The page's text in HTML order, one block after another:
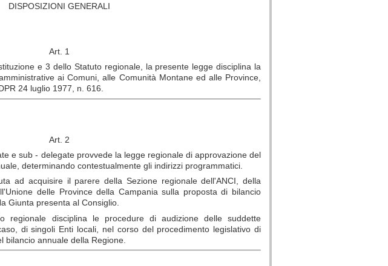
DISPOSIZIONI GENERALI
Art. 1
e 3 dello Statuto regionale, la presente legge disciplina la
ai Comuni, alle Comunità Montane ed alle Province,
24 luglio 1977, n. 616.
Art. 2
e sub - delegate provvede la legge regionale di approvazione del
determinando contestualmente gli indirizzi programmatici.
ad acquisire il parere della Sezione regionale dell'ANCI, della
delle Province della Campania sulla proposta di bilancio
Giunta presenta al Consiglio.
regionale disciplina le procedure di audizione delle suddette
di singoli Enti locali, nel corso del procedimento legislativo di
bilancio annuale della Regione.